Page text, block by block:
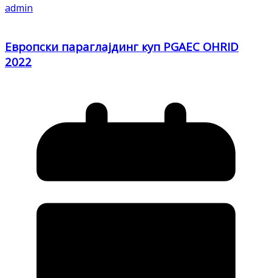
admin
Европски параглајдинг куп PGAEC OHRID
2022